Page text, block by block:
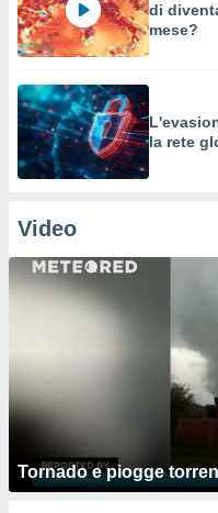
di
mese?
la rete
Video
Tornado e piogge